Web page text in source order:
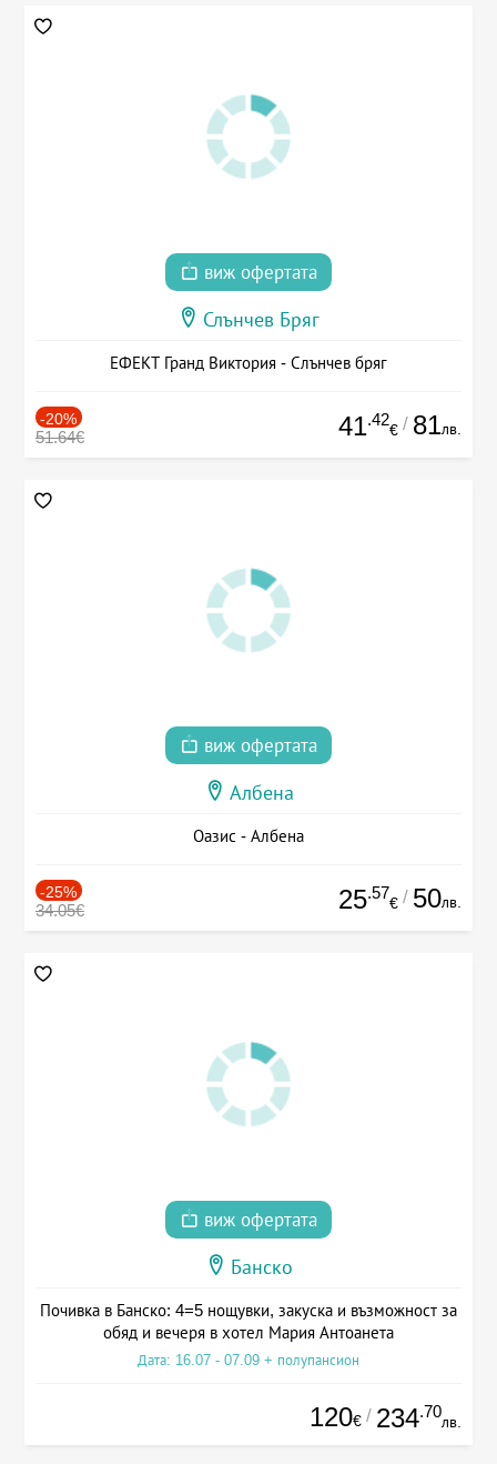
виж офертата
Слънчев Бряг
ЕФЕКТ Гранд Виктория - Слънчев бряг
-20%
51.64€ 41.42
€ / 81лв.
виж офертата
Албена
Оазис - Албена
-25%
34.05€ 25.57
€ / 50лв.
виж офертата
Банско
Почивка в Банско: 4=5 нощувки, закуска и възможност за
обяд и вечеря в хотел Мария Антоанета
Дата: 16.07 - 07.09 + полупансион
120€ / 234.70
лв.